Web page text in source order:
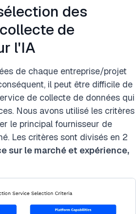
des
de
l'IA
de chaque entreprise/projet
il peut être difficile de
de collecte de données qui
Nous avons utilisé les critères
le principal fournisseur de
Les critères sont divisés en 2
sur le marché et expérience,